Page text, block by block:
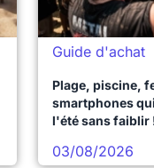
Guide d'achat
Plage, piscine,
smartphones
l'été sans faiblir
03/08/2026